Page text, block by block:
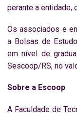
perante a entidade,
Os associados e
a Bolsas de
em nível de
Sescoop/RS, no
Sobre a Escoop
A Faculdade de